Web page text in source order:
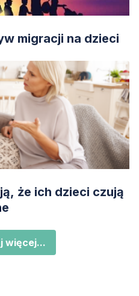
migracji na dzieci
że ich dzieci czują
więcej...